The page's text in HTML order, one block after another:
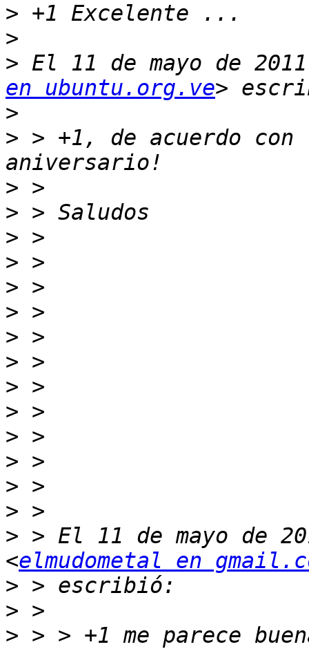
>
>
> El 11 de mayo de
en ubuntu.org.ve
>
> > +1, de acuerdo
>
>
>
>
>
>
>
>
>
>
>
>
>
>
> > El 11 de mayo de
<elmudometal en
>
>
> > > +1 me parece